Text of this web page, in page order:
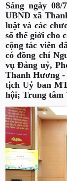
Sáng ngày
UBND xã
luật và các
số thế giới cho
cộng tác viên
có đồng chí
vụ Đảng uỷ,
Thanh Hương
tịch Uỷ ban
hội; Trung tâm